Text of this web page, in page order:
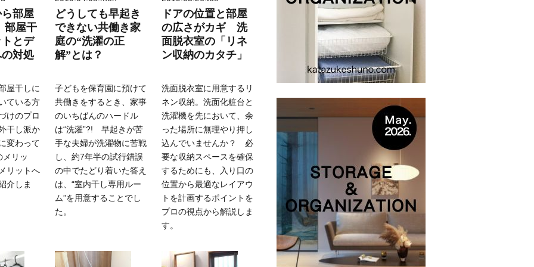
部屋
部屋干
とデ
対処
屋干しに
ている方
けのプロ
干し派か
変わって
メリッ
リットへ
介しま
どうしても早起き
できない共働き家
庭の“洗濯の正
解”とは？
子どもを保育園に預けて
共働きをするとき、家事
のいちばんのハードル
は“洗濯”?! 早起きが苦
手な夫婦が洗濯物に苦戦
し、約7年半の試行錯誤
の中でたどり着いた答え
は、“室内干し専用ルー
ム”を用意することでし
た。
ドアの位置と部屋
の広さがカギ 洗
面脱衣室の「リネ
ン収納のカタチ」
洗面脱衣室に用意するリ
ネン収納。洗面化粧台と
洗濯機を先において、余
った場所に無理やり押し
込んでいませんか？ 必
要な収納スペースを確保
するためにも、入り口の
位置から最適なレイアウ
トを計画するポイントを
プロの視点から解説しま
す。